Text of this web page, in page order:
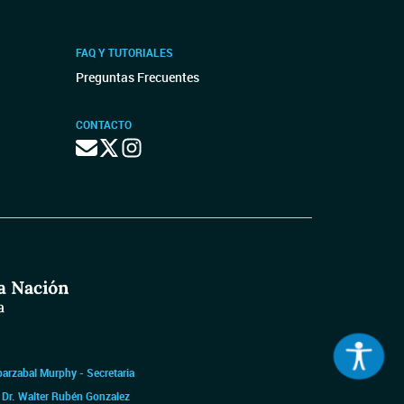
FAQ Y TUTORIALES
Preguntas Frecuentes
CONTACTO
Murphy - Secretaria
Dr. Walter Rubén Gonzalez